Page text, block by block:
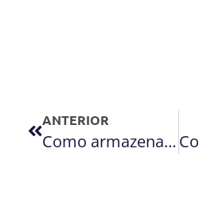
ANTERIOR
Como armazenar e preservar instrumentos musicais?